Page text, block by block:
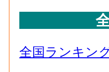
全国ランキン